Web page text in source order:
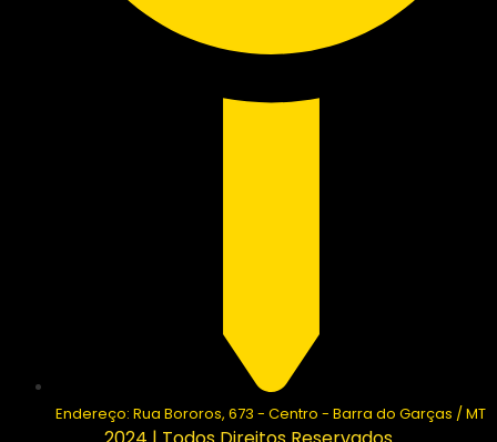
Endereço: Rua Bororos, 673 - Centro - Barra do Garças / MT